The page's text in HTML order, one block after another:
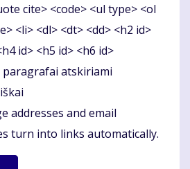
cite> <code> <ul type> <ol
<li> <dl> <dt> <dd> <h2 id>
id> <h5 id> <h6 id>
paragrafai atskiriami
addresses and email
turn into links automatically.